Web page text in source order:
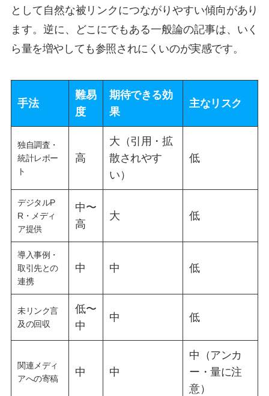
として自然な被リンクにつながりやすい傾向があり
ます。逆に、どこにでもある一般論の記事は、いく
ら量を増やしても参照されにくいのが実感です。
手法
難易
度
期待できる効
果
主なリスク
独自調査・
統計レポー
ト
高
大（引用・拡
散されやす
い）
低
デジタルP
R・メディ
ア提供
中〜
高
大 低
導入事例・
取引先との
連携
中 中 低
未リンク言
及の回収
低〜
中
中 低
関連メディ
アへの寄稿
中 中
中（アンカ
ー・量に注
意）